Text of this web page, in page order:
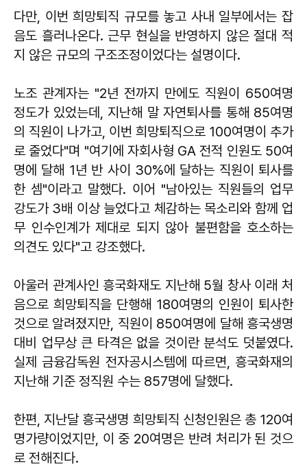
다만, 이번 희망퇴직 규모를 놓고 사내 일부에서는 잡
음도 흘러나온다. 근무 현실을 반영하지 않은 절대 적
지 않은 규모의 구조조정이었다는 설명이다.
노조 관계자는 "2년 전까지 만에도 직원이 650여명
정도가 있었는데, 지난해 말 자연퇴사를 통해 85여명
의 직원이 나가고, 이번 희망퇴직으로 100여명이 추가
로 줄었다"며 "여기에 자회사형 GA 전적 인원도 50여
명에 달해 1년 반 사이 30%에 달하는 직원이 퇴사를
한 셈"이라고 말했다. 이어 "남아있는 직원들의 업무
강도가 3배 이상 늘었다고 체감하는 목소리와 함께 업
무 인수인계가 제대로 되지 않아 불편함을 호소하는
의견도 있다"고 강조했다.
아울러 관계사인 흥국화재도 지난해 5월 창사 이래 처
음으로 희망퇴직을 단행해 180여명의 인원이 퇴사한
것으로 알려졌지만, 직원이 850여명에 달해 흥국생명
대비 업무상 큰 타격은 없을 것이란 분석도 덧붙였다.
실제 금융감독원 전자공시스템에 따르면, 흥국화재의
지난해 기준 정직원 수는 857명에 달했다.
한편, 지난달 흥국생명 희망퇴직 신청인원은 총 120여
명가량이었지만, 이 중 20여명은 반려 처리가 된 것으
로 전해진다.